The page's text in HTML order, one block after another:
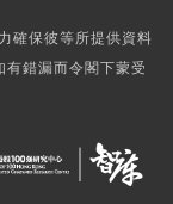
確保彼等所提供資料
錯漏而令閣下蒙受